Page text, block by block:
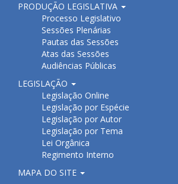
PRODUÇÃO LEGISLATIVA
Processo Legislativo
Sessões Plenárias
Pautas das Sessões
Atas das Sessões
Audiências Públicas
LEGISLAÇÃO
Legislação Online
Legislação por Espécie
Legislação por Autor
Legislação por Tema
Lei Orgânica
Regimento Interno
MAPA DO SITE